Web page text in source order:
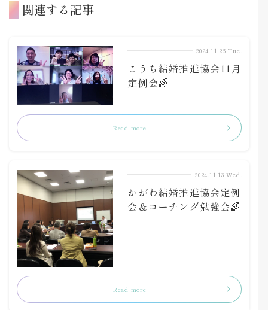
関連する記事
2024.11.26 Tue.
こうち結婚推進協会11月
定例会🌈
Read more
2024.11.13 Wed.
かがわ結婚推進協会定例
会＆コーチング勉強会🌈
Read more